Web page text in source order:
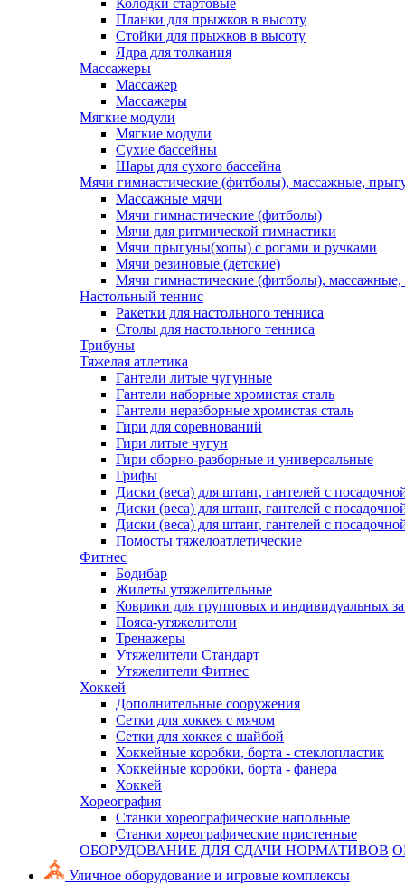
Колодки стартовые
Планки для прыжков в высоту
Стойки для прыжков в высоту
Ядра для толкания
Массажеры
Массажер
Массажеры
Мягкие модули
Мягкие модули
Сухие бассейны
Шары для сухого бассейна
Мячи гимнастические (фитболы), массажные,
Массажные мячи
Мячи гимнастические (фитболы)
Мячи для ритмической гимнастики
Мячи прыгуны(хопы) с рогами и ручками
Мячи резиновые (детские)
Мячи гимнастические (фитболы),
Настольный теннис
Ракетки для настольного тенниса
Столы для настольного тенниса
Трибуны
Тяжелая атлетика
Гантели литые чугунные
Гантели наборные хромистая сталь
Гантели неразборные хромистая сталь
Гири для соревнований
Гири литые чугун
Гири сборно-разборные и универсальные
Грифы
Диски (веса) для штанг, гантелей с
Диски (веса) для штанг, гантелей с
Диски (веса) для штанг, гантелей с
Помосты тяжелоатлетические
Фитнес
Бодибар
Жилеты утяжелительные
Коврики для групповых и индивидуальных
Пояса-утяжелители
Тренажеры
Утяжелители Стандарт
Утяжелители Фитнес
Хоккей
Дополнительные сооружения
Сетки для хоккея с мячом
Сетки для хоккея с шайбой
Хоккейные коробки, борта - стеклопластик
Хоккейные коробки, борта - фанера
Хоккей
Хореография
Станки хореографические напольные
Станки хореографические пристенные
ОБОРУДОВАНИЕ ДЛЯ СДАЧИ НОРМАТИВОВ
Уличное оборудование и игровые комплексы